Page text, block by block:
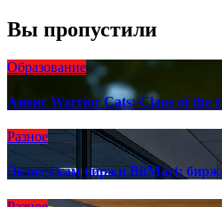
Вы пропустили
Образование
Анонс Warrior Cats: Clans of the
Разное
Экзит-скам биржи BitMart: